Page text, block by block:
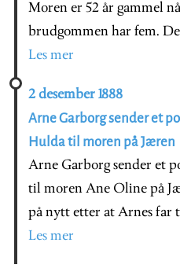
Moren er 52 år gammel
brudgommen har fem.
Les mer
2 desember 1888
Arne Garborg sender et
Hulda til moren på Jæren
Arne Garborg sender et
til moren Ane Oline på
på nytt etter at Arnes far
Les mer